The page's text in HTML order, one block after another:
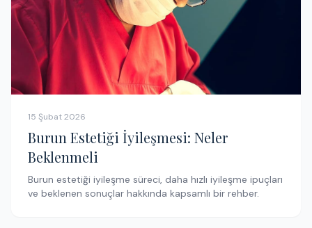
15 Şubat 2026
Burun Estetiği İyileşmesi: Neler
Beklenmeli
Burun estetiği iyileşme süreci, daha hızlı iyileşme ipuçları
ve beklenen sonuçlar hakkında kapsamlı bir rehber.